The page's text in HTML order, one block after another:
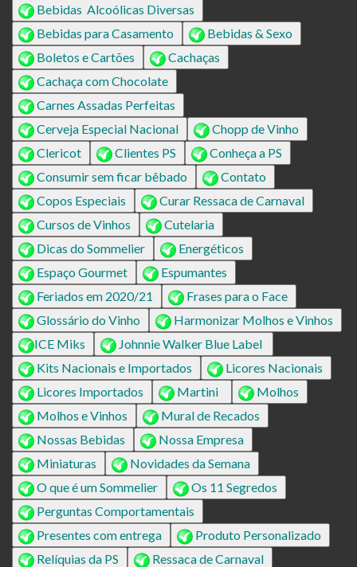
Bebidas Alcoólicas Diversas
Bebidas para Casamento
Bebidas & Sexo
Boletos e Cartões
Cachaças
Cachaça com Chocolate
Carnes Assadas Perfeitas
Cerveja Especial Nacional
Chopp de Vinho
Clericot
Clientes PS
Conheça a PS
Consumir sem ficar bêbado
Contato
Copos Especiais
Curar Ressaca de Carnaval
Cursos de Vinhos
Cutelaria
Dicas do Sommelier
Energéticos
Espaço Gourmet
Espumantes
Feriados em 2020/21
Frases para o Face
Glossário do Vinho
Harmonizar Molhos e Vinhos
ICE Miks
Johnnie Walker Blue Label
Kits Nacionais e Importados
Licores Nacionais
Licores Importados
Martini
Molhos
Molhos e Vinhos
Mural de Recados
Nossas Bebidas
Nossa Empresa
Miniaturas
Novidades da Semana
O que é um Sommelier
Os 11 Segredos
Perguntas Comportamentais
Presentes com entrega
Produto Personalizado
Relíquias da PS
Ressaca de Carnaval